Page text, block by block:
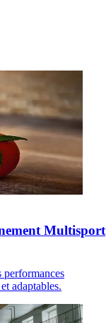
Multisport
adaptables.